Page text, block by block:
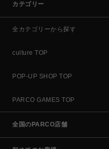
カテゴリー
全カテゴリーから探す
culture TOP
POP-UP SHOP TOP
PARCO GAMES TOP
全国のPARCO店舗